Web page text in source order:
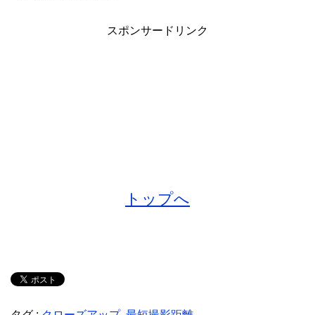
スポンサードリンク
トップへ